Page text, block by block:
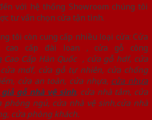
với hệ thống Showroom chúng tôi
tư vấn chọn cửa tận tình.
tôi còn cung cấp nhiều loại cửa: Cửa
cao cấp đài loan , cửa gỗ công
Cao Cấp Hàn Quốc , cửa gỗ hdf, cửa
cửa mdf, cửa gỗ tự nhiên, cửa chống
, cửa an toàn, cửa nhựa, cửa nhựa
gỗ nhà vệ sinh, cửa nhà tắm, cửa
phòng ngủ, cửa nhà vệ sinh,cửa nhà
, cửa phòng khách.